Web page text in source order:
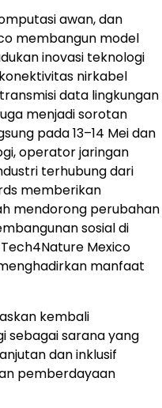
awan, dan
membangun model
inovasi teknologi
nirkabel
data lingkungan
menjadi sorotan
pada 13–14 Mei dan
operator jaringan
terhubung dari
memberikan
mendorong perubahan
sosial di
Mexico
manfaat
kembali
sebagai sarana yang
dan inklusif
pemberdayaan